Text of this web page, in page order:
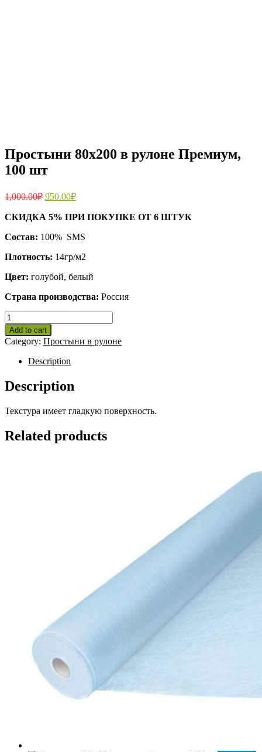
Простыни 80х200 в рулоне Премиум,
100 шт
1,000.00₽ 950.00₽
СКИДКА 5% ПРИ ПОКУПКЕ ОТ 6 ШТУК
Состав: 100% SMS
Плотность: 14гр/м2
Цвет: голубой, белый
Страна производства: Россия
Простыни
80х200
в
рулоне
Премиум,
шт
quantity
Add to cart
Category: Простыни в рулоне
Description
Description
Текстура имеет гладкую поверхность.
Related products